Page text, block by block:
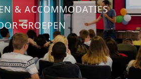
& ACCOMMODATIES
GROEPEN